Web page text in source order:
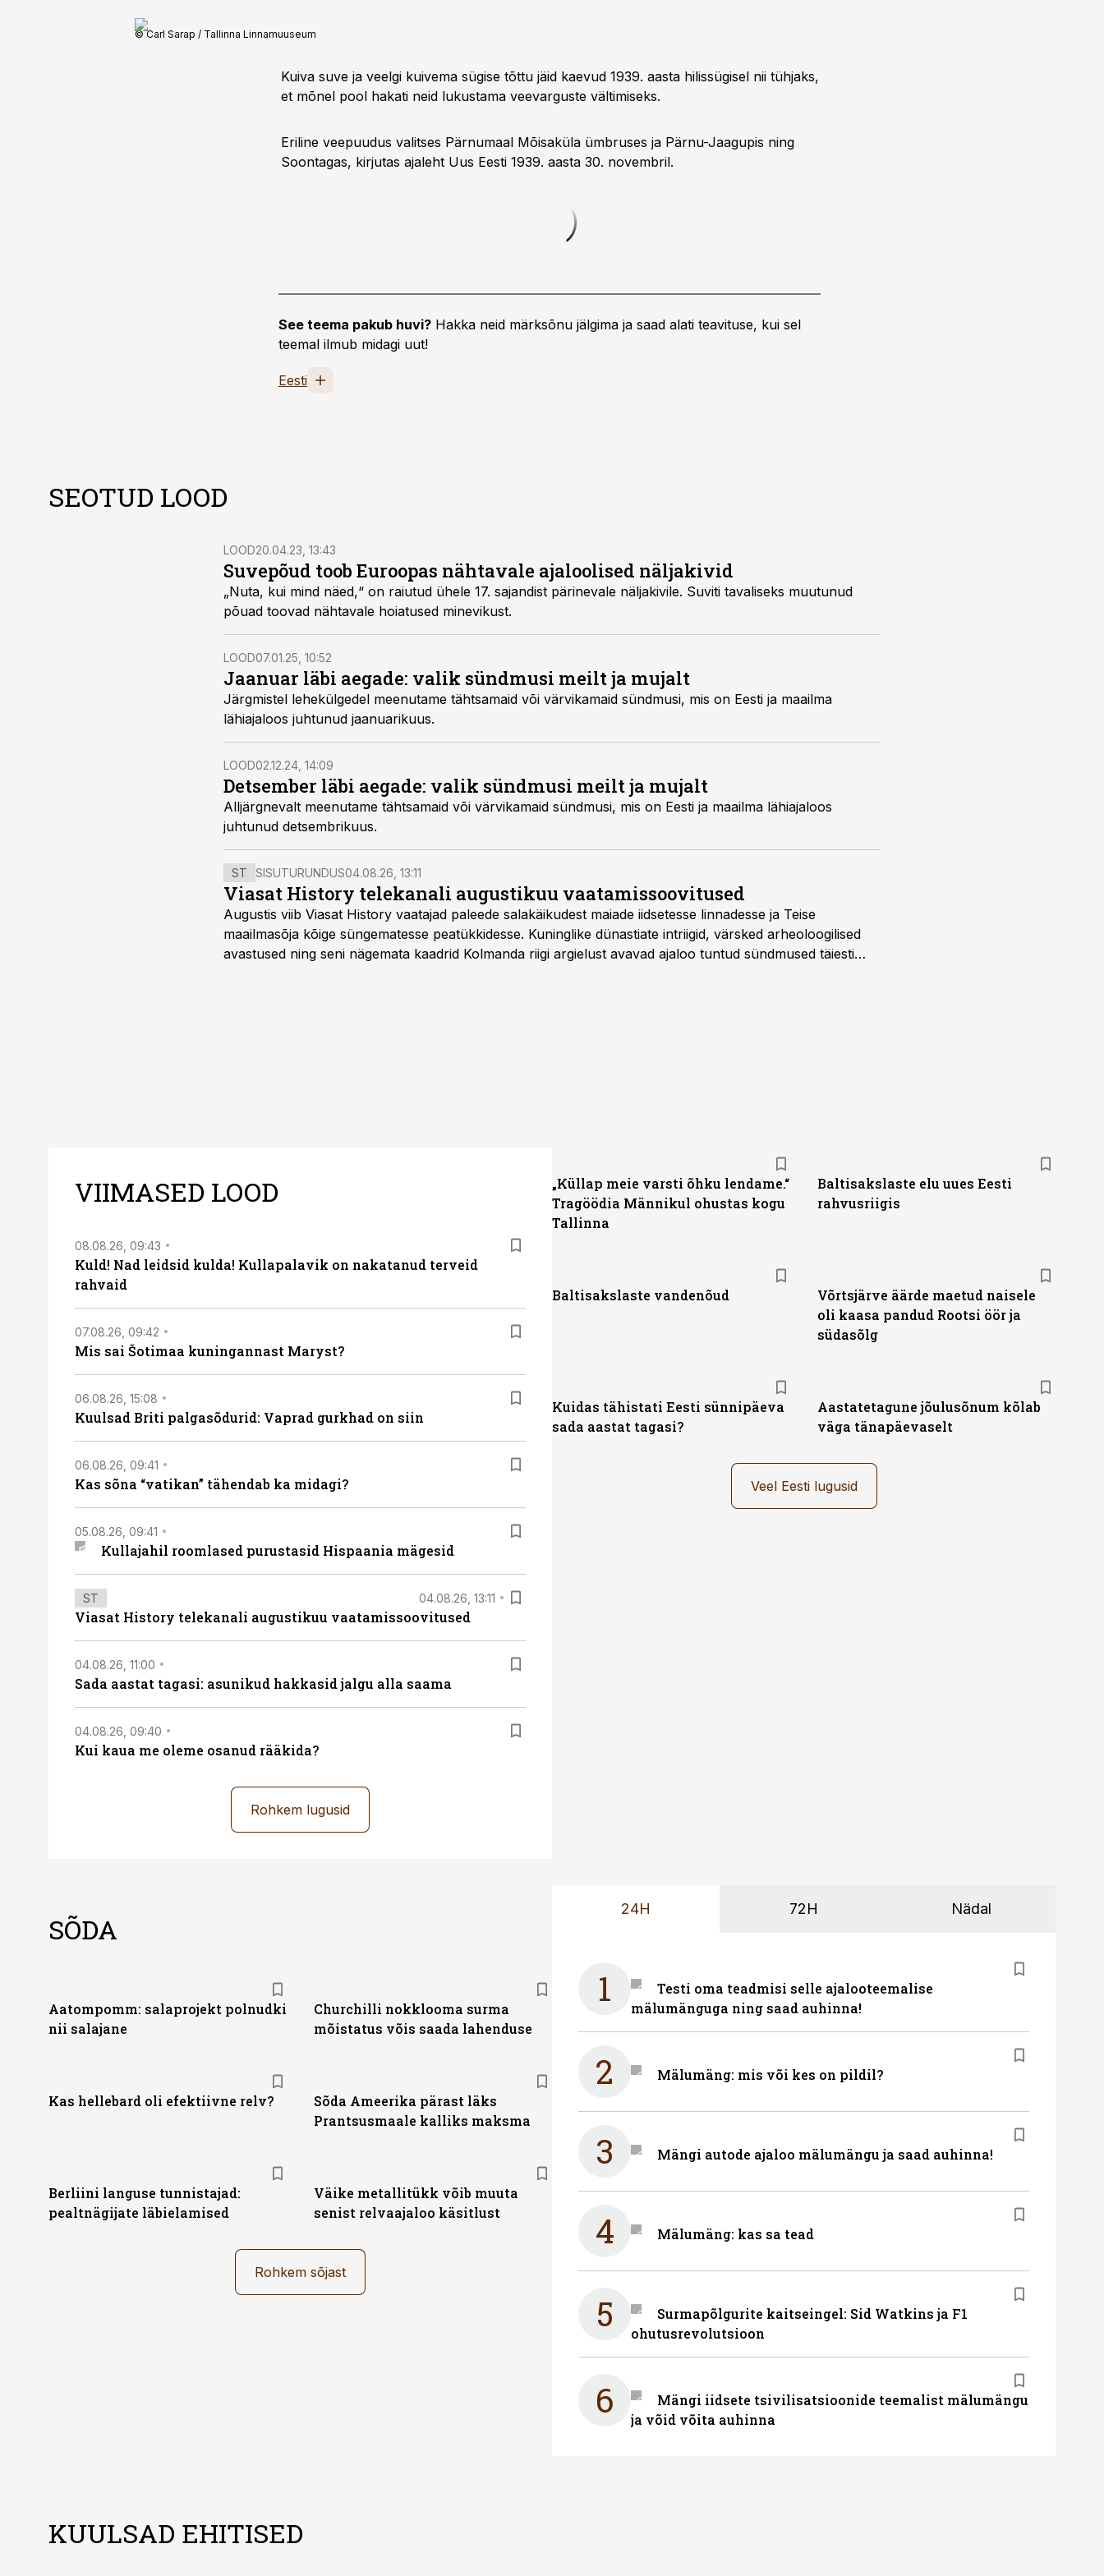
© Carl Sarap / Tallinna Linnamuuseum
Kuiva suve ja veelgi kuivema sügise tõttu jäid kaevud 1939. aasta hilissügisel nii tühjaks,
et mõnel pool hakati neid lukustama veevarguste vältimiseks.
Eriline veepuudus valitses Pärnumaal Mõisaküla ümbruses ja Pärnu-Jaagupis ning
Soontagas, kirjutas ajaleht Uus Eesti 1939. aasta 30. novembril.
See teema pakub huvi? Hakka neid märksõnu jälgima ja saad alati teavituse, kui sel
teemal ilmub midagi uut!
Eesti
SEOTUD LOOD
LOOD20.04.23, 13:43
Suvepõud toob Euroopas nähtavale ajaloolised näljakivid
„Nuta, kui mind näed,“ on raiutud ühele 17. sajandist pärinevale näljakivile. Suviti tavaliseks muutunud
põuad toovad nähtavale hoiatused minevikust.
LOOD07.01.25, 10:52
Jaanuar läbi aegade: valik sündmusi meilt ja mujalt
Järgmistel lehekülgedel meenutame tähtsamaid või värvikamaid sündmusi, mis on Eesti ja maailma
lähiajaloos juhtunud jaanuarikuus.
LOOD02.12.24, 14:09
Detsember läbi aegade: valik sündmusi meilt ja mujalt
Alljärgnevalt meenutame tähtsamaid või värvikamaid sündmusi, mis on Eesti ja maailma lähiajaloos
juhtunud detsembrikuus.
ST SISUTURUNDUS04.08.26, 13:11
Viasat History telekanali augustikuu vaatamissoovitused
Augustis viib Viasat History vaatajad paleede salakäikudest maiade iidsetesse linnadesse ja Teise
maailmasõja kõige süngematesse peatükkidesse. Kuninglike dünastiate intriigid, värsked arheoloogilised
avastused ning seni nägemata kaadrid Kolmanda riigi argielust avavad ajaloo tuntud sündmused täiesti
VIIMASED LOOD
08.08.26, 09:43
Kuld! Nad leidsid kulda! Kullapalavik on nakatanud terveid
rahvaid
07.08.26, 09:42
Mis sai Šotimaa kuningannast Maryst?
06.08.26, 15:08
Kuulsad Briti palgasõdurid: Vaprad gurkhad on siin
06.08.26, 09:41
Kas sõna “vatikan” tähendab ka midagi?
05.08.26, 09:41
Kullajahil roomlased purustasid Hispaania mägesid
ST 04.08.26, 13:11
Viasat History telekanali augustikuu vaatamissoovitused
04.08.26, 11:00
Sada aastat tagasi: asunikud hakkasid jalgu alla saama
04.08.26, 09:40
Kui kaua me oleme osanud rääkida?
Rohkem lugusid
„Küllap meie varsti õhku lendame.“
Tragöödia Männikul ohustas kogu
Tallinna
Baltisakslaste elu uues Eesti
rahvusriigis
Baltisakslaste vandenõud
Võrtsjärve äärde maetud naisele
oli kaasa pandud Rootsi öör ja
südasõlg
Kuidas tähistati Eesti sünnipäeva
sada aastat tagasi?
Aastatetagune jõulusõnum kõlab
väga tänapäevaselt
Veel Eesti lugusid
SÕDA
Aatompomm: salaprojekt polnudki
nii salajane
Churchilli nokklooma surma
mõistatus võis saada lahenduse
Kas hellebard oli efektiivne relv?
Sõda Ameerika pärast läks
Prantsusmaale kalliks maksma
Berliini languse tunnistajad:
pealtnägijate läbielamised
Väike metallitükk võib muuta
senist relvaajaloo käsitlust
Rohkem sõjast
24H 72H Nädal
1
Testi oma teadmisi selle ajalooteemalise
mälumänguga ning saad auhinna!
2 Mälumäng: mis või kes on pildil?
3 Mängi autode ajaloo mälumängu ja saad auhinna!
4 Mälumäng: kas sa tead
5
Surmapõlgurite kaitseingel: Sid Watkins ja F1
ohutusrevolutsioon
6
Mängi iidsete tsivilisatsioonide teemalist mälumängu
ja võid võita auhinna
KUULSAD EHITISED